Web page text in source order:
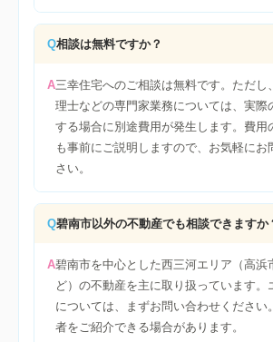
Q相談は無料ですか？
A三幸住宅へのご相談は無料です。ただし
理士などの専門家業務については、実際
する場合に別途費用が発生します。費用
も事前にご説明しますので、お気軽にお
さい。
Q碧南市以外の不動産でも相談できますか
A碧南市を中心とした西三河エリア（高浜
ど）の不動産を主に取り扱っています。
については、まずお問い合わせください
者をご紹介できる場合があります。